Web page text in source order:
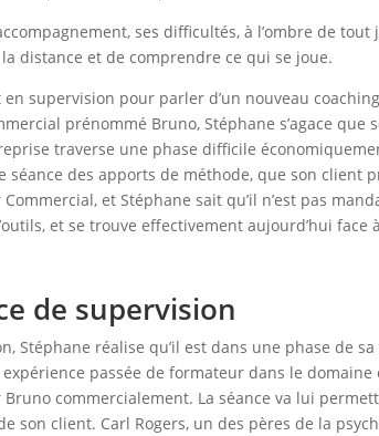
ses difficultés, à l’ombre de
distance et de comprendre ce qui se joue.
supervision pour parler d’un nouveau
prénommé Bruno, Stéphane s’agace
traverse une phase difficile
des apports de méthode, que son client
et Stéphane sait qu’il n’est pas
et se trouve effectivement aujourd’hui
de supervision
Stéphane réalise qu’il est dans une phase de
passée de formateur dans le
commercialement. La séance va lui
son client. Carl Rogers, un des pères de la